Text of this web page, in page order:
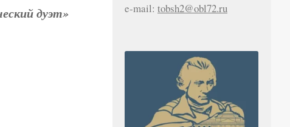
дуэт»
e-mail: tobsh2@obl72.ru